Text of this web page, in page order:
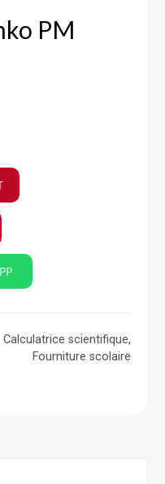
PM
Calculatrice scientifique,
Fourniture scolaire